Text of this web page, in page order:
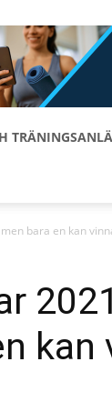
bara en kan
kan